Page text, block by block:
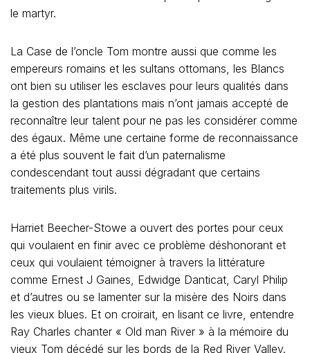
le martyr.
La Case de l’oncle Tom montre aussi que comme les
empereurs romains et les sultans ottomans, les Blancs
ont bien su utiliser les esclaves pour leurs qualités dans
la gestion des plantations mais n’ont jamais accepté de
reconnaître leur talent pour ne pas les considérer comme
des égaux. Même une certaine forme de reconnaissance
a été plus souvent le fait d’un paternalisme
condescendant tout aussi dégradant que certains
traitements plus virils.
Harriet Beecher-Stowe a ouvert des portes pour ceux
qui voulaient en finir avec ce problème déshonorant et
ceux qui voulaient témoigner à travers la littérature
comme Ernest J Gaines, Edwidge Danticat, Caryl Philip
et d’autres ou se lamenter sur la misère des Noirs dans
les vieux blues. Et on croirait, en lisant ce livre, entendre
Ray Charles chanter « Old man River » à la mémoire du
vieux Tom décédé sur les bords de la Red River Valley.